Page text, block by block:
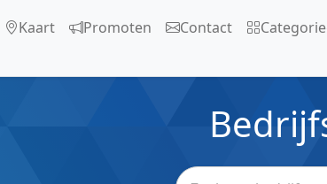
Kaart Promoten Contact